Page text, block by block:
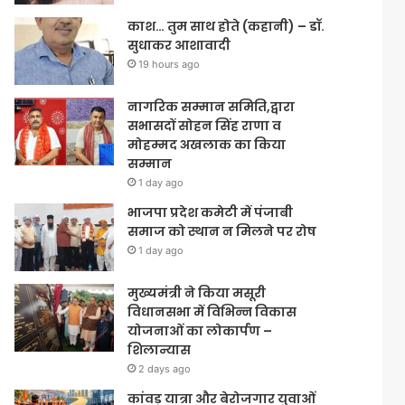
काश… तुम साथ होते (कहानी) – डॉ.
सुधाकर आशावादी
19 hours ago
नागरिक सम्मान समिति,द्वारा
सभासदों सोहन सिंह राणा व
मोहम्मद अखलाक का किया
सम्मान
1 day ago
भाजपा प्रदेश कमेटी में पंजाबी
समाज को स्थान न मिलने पर रोष
1 day ago
मुख्यमंत्री ने किया मसूरी
विधानसभा में विभिन्न विकास
योजनाओं का लोकार्पण –
शिलान्यास
2 days ago
कांवड़ यात्रा और बेरोजगार युवाओं